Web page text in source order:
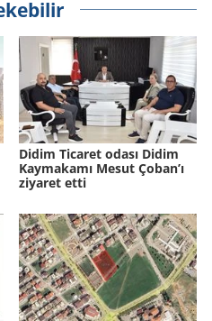
Didim Ticaret odası Didim
Kaymakamı Mesut Çoban’ı
ziyaret etti